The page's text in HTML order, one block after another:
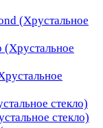
(Хрустальное
стекло)
стекло)